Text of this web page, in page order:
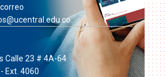
Calle 23 # 4A-64
Ext. 4060